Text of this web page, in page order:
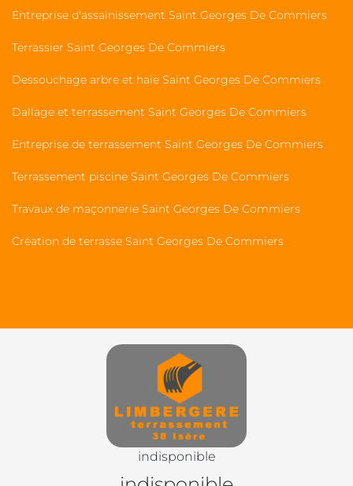
Entreprise d'assainissement Saint Georges De Commiers
Terrassier Saint Georges De Commiers
Dessouchage arbre et haie Saint Georges De Commiers
Dallage et terrassement Saint Georges De Commiers
Entreprise de terrassement Saint Georges De Commiers
Terrassement piscine Saint Georges De Commiers
Travaux de maçonnerie Saint Georges De Commiers
Création de terrasse Saint Georges De Commiers
indisponible